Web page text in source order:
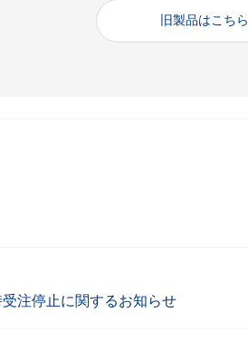
旧製品はこちら
注停止に関するお知らせ